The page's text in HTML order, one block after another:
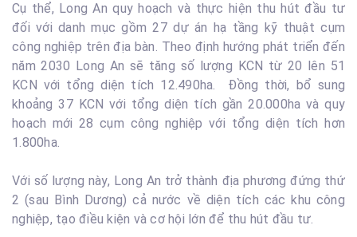
Cụ thể, Long An quy hoạch và thực hiện thu hút đầu tư
đối với danh mục gồm 27 dự án hạ tầng kỹ thuật cụm
công nghiệp trên địa bàn. Theo định hướng phát triển đến
năm 2030 Long An sẽ tăng số lượng KCN từ 20 lên 51
KCN với tổng diện tích 12.490ha. Đồng thời, bổ sung
khoảng 37 KCN với tổng diện tích gần 20.000ha và quy
hoạch mới 28 cụm công nghiệp với tổng diện tích hơn
1.800ha.
Với số lượng này, Long An trở thành địa phương đứng thứ
2 (sau Bình Dương) cả nước về diện tích các khu công
nghiệp, tạo điều kiện và cơ hội lớn để thu hút đầu tư.